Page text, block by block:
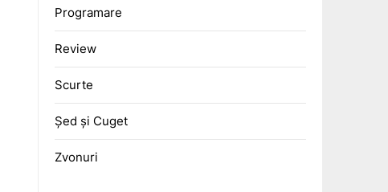
Programare
Review
Scurte
Șed și Cuget
Zvonuri